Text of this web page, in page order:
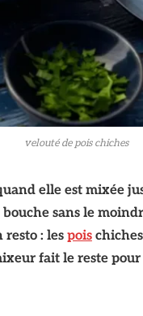
velouté de pois chiches
elle est mixée
sans le
resto : lespois
fait le reste